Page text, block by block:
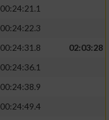
00:24:21.1
00:24:22.3
00:24:31.8
02:03:28
00:24:36.1
00:24:38.9
00:24:49.4